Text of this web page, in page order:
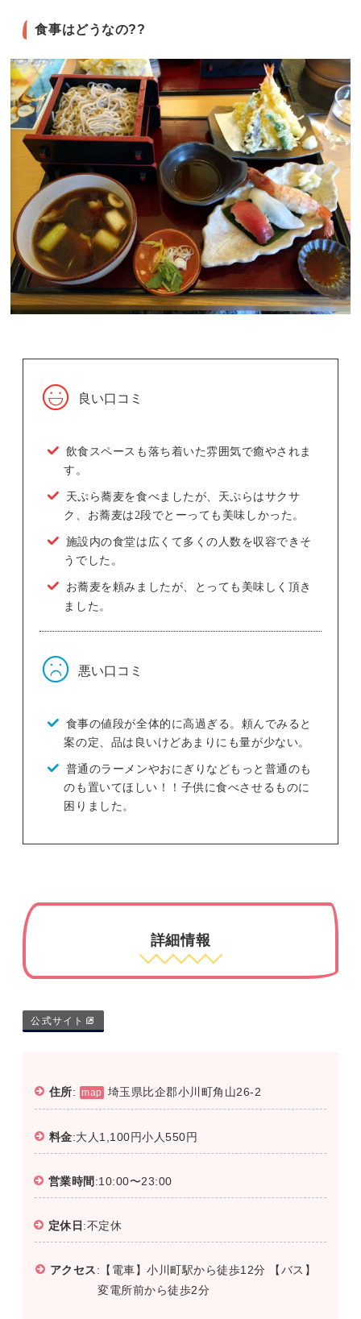
食事はどうなの??
良い口コミ
飲食スペースも落ち着いた雰囲気で癒やされま
す。
天ぷら蕎麦を食べましたが、天ぷらはサクサ
ク、お蕎麦は2段でとーっても美味しかった。
施設内の食堂は広くて多くの人数を収容できそ
うでした。
お蕎麦を頼みましたが、とっても美味しく頂き
ました。
悪い口コミ
食事の値段が全体的に高過ぎる。頼んでみると
案の定、品は良いけどあまりにも量が少ない。
普通のラーメンやおにぎりなどもっと普通のも
のも置いてほしい！！子供に食べさせるものに
困りました。
詳細情報
公式サイト
住所: map 埼玉県比企郡小川町角山26-2
料金:大人1,100円小人550円
営業時間 :10:00〜23:00
定休日 :不定休
アクセス:【電車】小川町駅から徒歩12分 【バス】
変電所前から徒歩2分